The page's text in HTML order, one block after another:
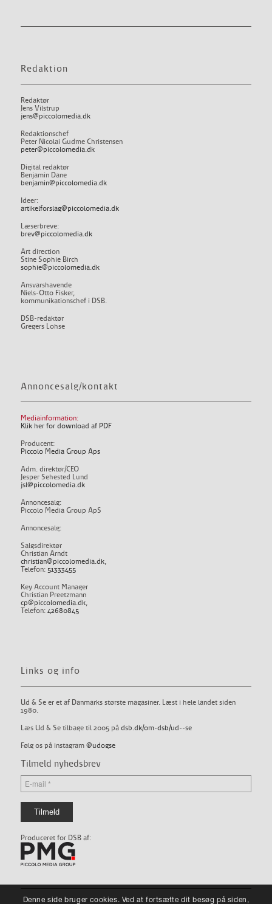
Redaktion
Redaktør
Jens Vilstrup
jens@piccolomedia.dk
Redaktionschef
Peter Nicolai Gudme Christensen
peter@piccolomedia.dk
Digital redaktør
Benjamin Dane
benjamin@piccolomedia.dk
Ideer:
artikelforslag@piccolomedia.dk
Læserbreve:
brev@piccolomedia.dk
Art direction
Stine Sophie Birch
sophie@piccolomedia.dk
Ansvarshavende
Niels-Otto Fisker,
kommunikationschef i DSB.
DSB-redaktør
Gregers Lohse
Annoncesalg/kontakt
Mediainformation:
Klik her for download af PDF
Producent:
Piccolo Media Group Aps
Adm. direktør/CEO
Jesper Sehested Lund
jsl@piccolomedia.dk
Annoncesalg:
Piccolo Media Group ApS
Annoncesalg:
Salgsdirektør
Christian Arndt
christian@piccolomedia.dk,
Telefon: 51333455
Key Account Manager
Christian Preetzmann
cp@piccolomedia.dk,
Telefon: 42680845
Links og info
Ud & Se er et af Danmarks største magasiner. Læst i hele landet siden
1980.
Læs Ud & Se tilbage til 2005 på dsb.dk/om-dsb/ud--se
Følg os på instagram @udogse
Tilmeld nyhedsbrev
Produceret for DSB af:
Denne side bruger cookies. Ved at fortsætte dit besøg på siden,